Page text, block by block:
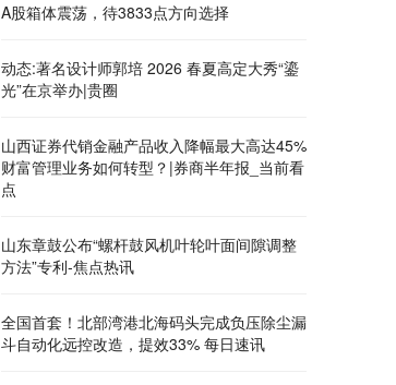
A股箱体震荡，待3833点方向选择
动态:著名设计师郭培 2026 春夏高定大秀“鎏
光”在京举办|贵圈
山西证券代销金融产品收入降幅最大高达45%
财富管理业务如何转型？|券商半年报_当前看
点
山东章鼓公布“螺杆鼓风机叶轮叶面间隙调整
方法”专利-焦点热讯
全国首套！北部湾港北海码头完成负压除尘漏
斗自动化远控改造，提效33% 每日速讯